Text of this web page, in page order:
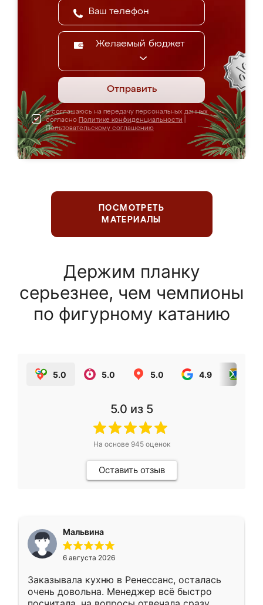
Желаемый бюджет
Отправить
Я соглашаюсь на передачу персональных данных
согласно Политике конфиденциальности
Пользовательскому соглашению
ПОСМОТРЕТЬ
МАТЕРИАЛЫ
Держим планку
серьезнее, чем чемпионы
по фигурному катанию
5.0 5.0 5.0 4.9
5.0 из 5
На основе 945оценок
Оставить отзыв
Мальвина
6 августа 2026
Заказывала кухню в Ренессанс, осталась
очень довольна. Менеджер всё быстро